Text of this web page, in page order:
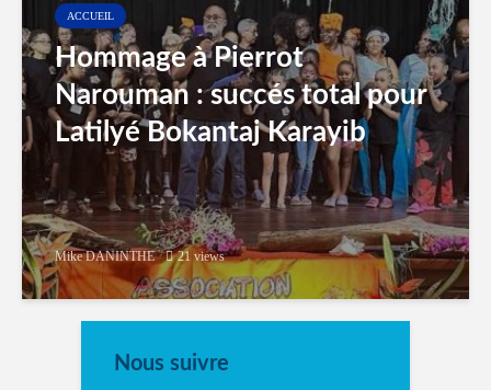
ACCUEIL
Hommage à Pierrot
Narouman : succés total pour
Latilyé Bokantaj Karayib
Mike DANINTHE 21 views
Nous suivre